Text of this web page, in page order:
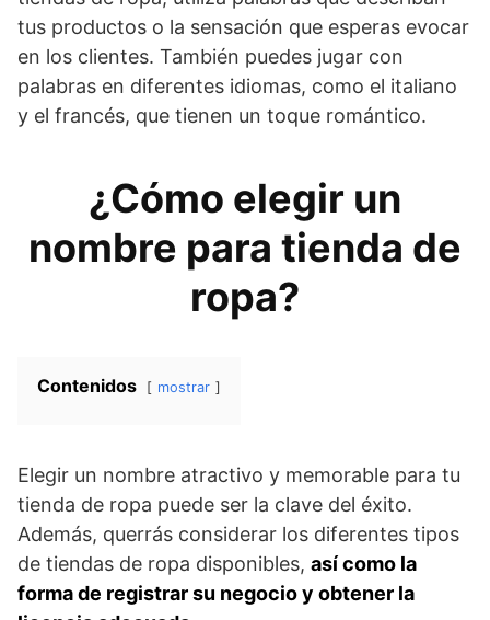
tus productos o la sensación que esperas evocar
en los clientes. También puedes jugar con
palabras en diferentes idiomas, como el italiano
y el francés, que tienen un toque romántico.
¿Cómo elegir un
nombre para tienda de
ropa?
Contenidos mostrar
Elegir un nombre atractivo y memorable para tu
tienda de ropa puede ser la clave del éxito.
Además, querrás considerar los diferentes tipos
de tiendas de ropa disponibles, así como la
forma de registrar su negocio y obtener la